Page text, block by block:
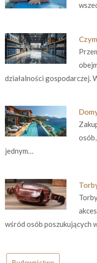
działalności gospodarczej.
jednym…
wśród osób poszukujących